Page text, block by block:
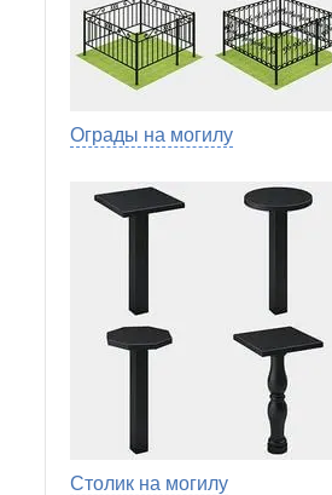
Ограды на могилу
Столик на могилу